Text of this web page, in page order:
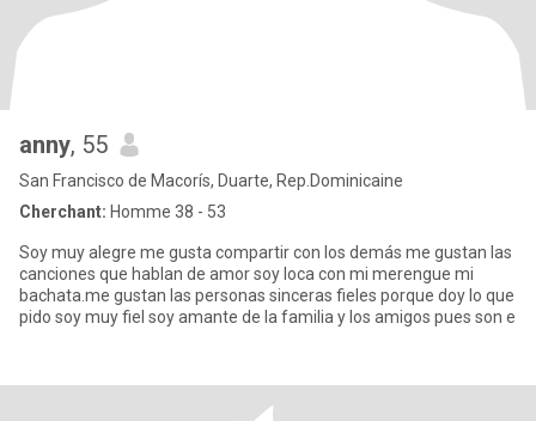
anny, 55
San Francisco de Macorís, Duarte, Rep.Dominicaine
Cherchant: Homme 38 - 53
Soy muy alegre me gusta compartir con los demás me gustan las
canciones que hablan de amor soy loca con mi merengue mi
bachata.me gustan las personas sinceras fieles porque doy lo que
pido soy muy fiel soy amante de la familia y los amigos pues son e